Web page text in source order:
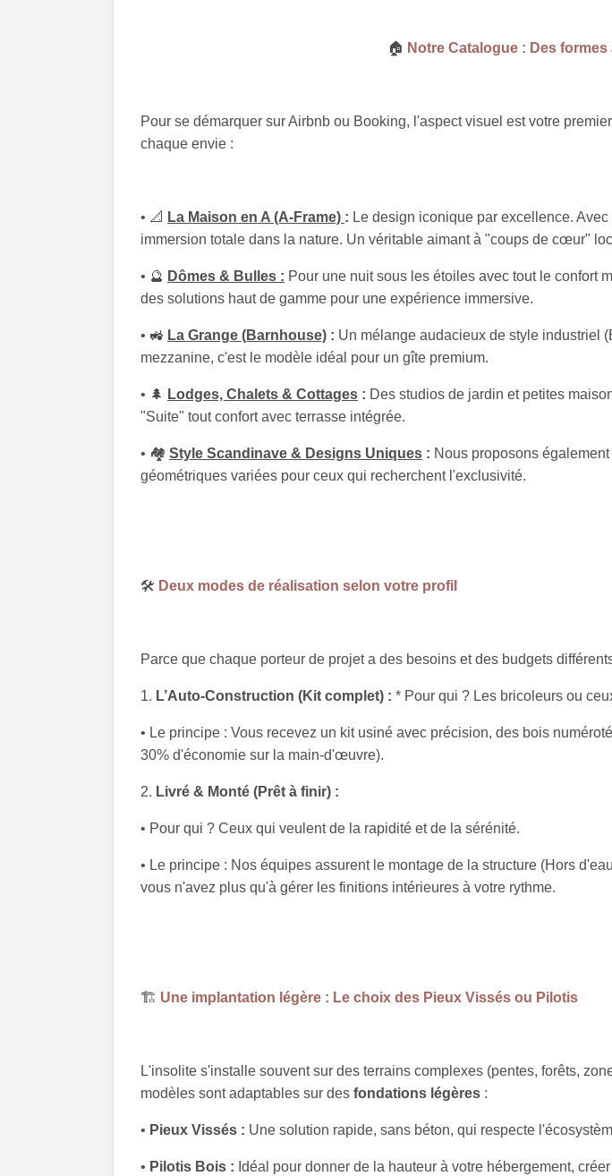
🏠 Notre Catalogue : Des
Pour se démarquer sur Airbnb ou Booking, l'aspect visuel est votre
chaque envie :
• 📐 La Maison en A (A-Frame) : Le design iconique par excellence.
immersion totale dans la nature. Un véritable aimant à "coups de cœur"
• 🔮 Dômes & Bulles : Pour une nuit sous les étoiles avec tout le confort
des solutions haut de gamme pour une expérience immersive.
• 🚜 La Grange (Barnhouse) : Un mélange audacieux de style industriel
mezzanine, c'est le modèle idéal pour un gîte premium.
• 🌲 Lodges, Chalets & Cottages : Des studios de jardin et petites
"Suite" tout confort avec terrasse intégrée.
• 🏘️ Style Scandinave & Designs Uniques : Nous proposons
géométriques variées pour ceux qui recherchent l'exclusivité.
🛠️ Deux modes de réalisation selon votre profil
Parce que chaque porteur de projet a des besoins et des budgets
1. L’Auto-Construction (Kit complet) : * Pour qui ? Les bricoleurs ou
• Le principe : Vous recevez un kit usiné avec précision, des bois
30% d'économie sur la main-d'œuvre).
2. Livré & Monté (Prêt à finir) :
• Pour qui ? Ceux qui veulent de la rapidité et de la sérénité.
• Le principe : Nos équipes assurent le montage de la structure (Hors
vous n'avez plus qu'à gérer les finitions intérieures à votre rythme.
🏗️ Une implantation légère : Le choix des Pieux Vissés ou Pilotis
L'insolite s'installe souvent sur des terrains complexes (pentes, forêts,
modèles sont adaptables sur des fondations légères :
• Pieux Vissés : Une solution rapide, sans béton, qui respecte
• Pilotis Bois : Idéal pour donner de la hauteur à votre hébergement,